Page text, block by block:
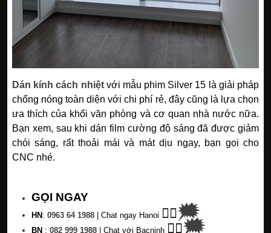
Dán kính cách nhiệtvới mẫu phim Silver 15 là giải pháp
chống nóng toàn diện với chi phí rẻ, đây cũng là lựa chọn
ưa thích của khối văn phòng và cơ quan nhà nước nữa.
Bạn xem, sau khi dán film cường độ sáng đã được giảm
chói sáng, rất thoải mái và mát dịu ngay, bạn gọi cho
CNC nhé.
GỌI NGAY
HN : 0963 64 1988 | Chat ngay Hanoi 👉🏽🗯
BN : 082 999 1988 | Chat với Bacninh 👉🏽🗯